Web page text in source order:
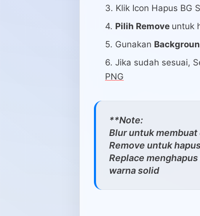
Klik Icon Hapus BG
Pilih Remove untuk
Gunakan
Jika sudah sesuai,
PNG
**Note:
Blur untuk
Remove untuk
Replace
warna solid